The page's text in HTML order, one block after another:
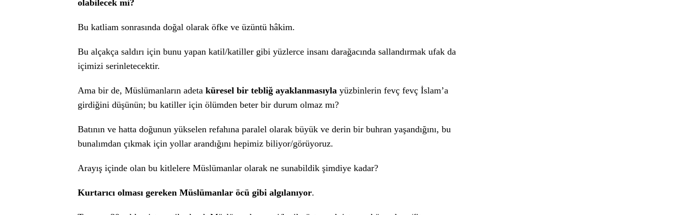
olabilecek mi?
Bu katliam sonrasında doğal olarak öfke ve üzüntü hâkim.
Bu alçakça saldırı için bunu yapan katil/katiller gibi yüzlerce insanı darağacında sallandırmak ufak da
içimizi serinletecektir.
Ama bir de, Müslümanların adeta küresel bir tebliğ ayaklanmasıyla yüzbinlerin fevç fevç İslam’a
girdiğini düşünün; bu katiller için ölümden beter bir durum olmaz mı?
Batının ve hatta doğunun yükselen refahına paralel olarak büyük ve derin bir buhran yaşandığını, bu
bunalımdan çıkmak için yollar arandığını hepimiz biliyor/görüyoruz.
Arayış içinde olan bu kitlelere Müslümanlar olarak ne sunabildik şimdiye kadar?
Kurtarıcı olması gereken Müslümanlar öcü gibi algılanıyor.